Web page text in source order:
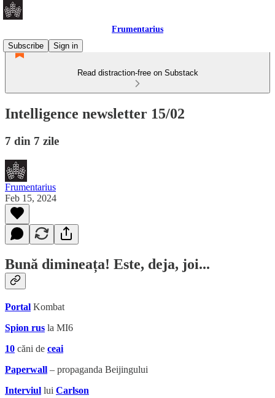
Frumentarius
Subscribe
Sign in
Read distraction-free on Substack
Intelligence newsletter 15/02
7 din 7 zile
Frumentarius
Feb 15, 2024
Bună dimineața! Este, deja, joi...
Portal Kombat
Spion rus la MI6
10 căni de ceai
Paperwall – propaganda Beijingului
Interviul lui Carlson